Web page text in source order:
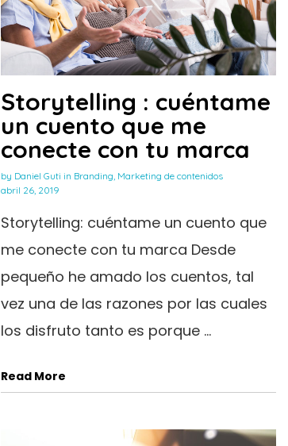
Storytelling : cuéntame
un cuento que me
conecte con tu marca
by Daniel Guti in Branding, Marketing de contenidos
abril 26, 2019
Storytelling: cuéntame un cuento que
me conecte con tu marca Desde
pequeño he amado los cuentos, tal
vez una de las razones por las cuales
los disfruto tanto es porque ...
Read More